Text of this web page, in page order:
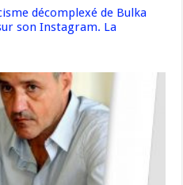
décomplexé de Bulka
son Instagram. La